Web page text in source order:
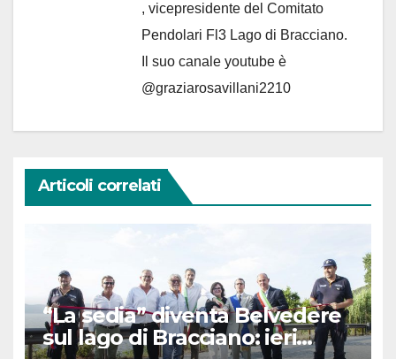
, vicepresidente del Comitato
Pendolari Fl3 Lago di Bracciano.
Il suo canale youtube è
@graziarosavillani2210
Articoli correlati
“La sedia” diventa Belvedere
sul lago di Bracciano: ieri